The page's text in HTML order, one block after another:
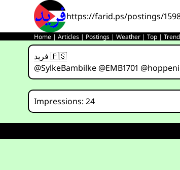
https://farid.ps/postings/
Home |Articles | Postings |Weather |Top |
فريد 🇵🇸
@SylkeBambilke @EMB1701
Impressions: 24